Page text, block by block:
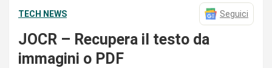
TECH NEWS Seguici
JOCR – Recupera il testo da
immagini o PDF